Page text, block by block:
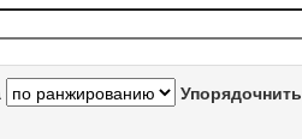
Упорядочнить